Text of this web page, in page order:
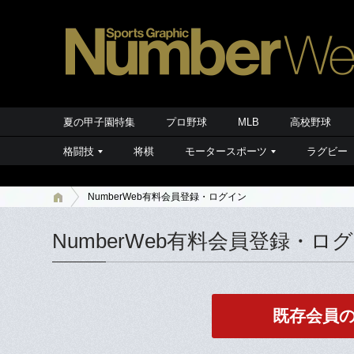
夏の甲子園特集 プロ野球 MLB 高校野球
格闘技 将棋 モータースポーツ ラグビー
NumberWeb有料会員登録・ログイン
NumberWeb有料会員登録・ロ
既存会員